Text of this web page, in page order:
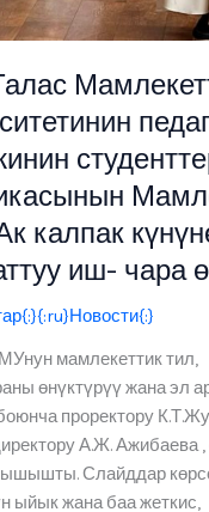
калпак
иш- чара
мамлекеттик тил,
өнүктүрүү жана эл
проректору
А.Ж. Ажибаева ,
Слайддар
ыйык жана баа жеткис,